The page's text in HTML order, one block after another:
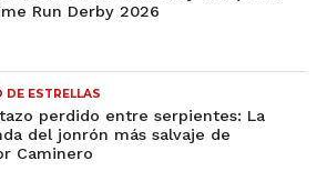
Run Derby 2026
DE ESTRELLAS
perdido entre serpientes: La
del jonrón más salvaje de
Caminero